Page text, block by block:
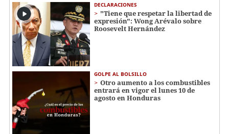
DECLARACIONES
"Tiene que respetar la libertad de
expresión": Wong Arévalo sobre
Roosevelt Hernández
GOLPE AL BOLSILLO
Otro aumento a los combustibles
entrará en vigor el lunes 10 de
agosto en Honduras